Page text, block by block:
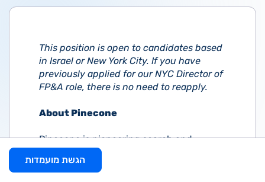
This position is open to candidates based
in Israel or New York City. If you have
previously applied for our NYC Director of
FP&A role, there is no need to reapply.
About Pinecone
Pinecone is pioneering search and
database technology that's
revolutionizing how developers build
הגשת מועמדות